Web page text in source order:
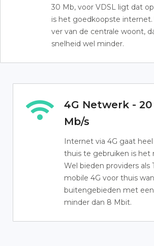
30 Mb, voor VDSL ligt dat
is het goedkoopste internet.
ver van de centrale woont,
snelheid wel minder.
4G Netwerk -
Mb/s
Internet via 4G gaat
thuis te gebruiken is het
Wel bieden providers als
mobile 4G voor thuis
buitengebieden met
minder dan 8 Mbit.